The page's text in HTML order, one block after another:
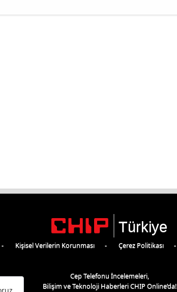
Türkiye
Kişisel Verilerin Korunması Çerez Politikası
Cep Telefonu İncelemeleri,
Bilişim ve Teknoloji Haberleri CHIP Online’da!